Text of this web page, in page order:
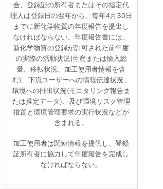
合、登録証の所有者またはその指定代
理人は登録日の翌年から、毎年4月30日
までに新化学物質の年度報告を提出し
なければならない。年度報告書には、
新化学物質の登録が許可された前年度
の実際の活動状況(生産または輸入総
量、移転状況、加工使用者情報を含
む)、下流ユーザーへの情報伝達状況、
環境への排出状況(モニタリング報告ま
たは推定データ)、及び環境リスク管理
措置と環境管理要求の実行状況などが
含まれる。
加工使用者は関連情報を提供し、登録
証所有者に協力して年度報告を完成し
なければならない。